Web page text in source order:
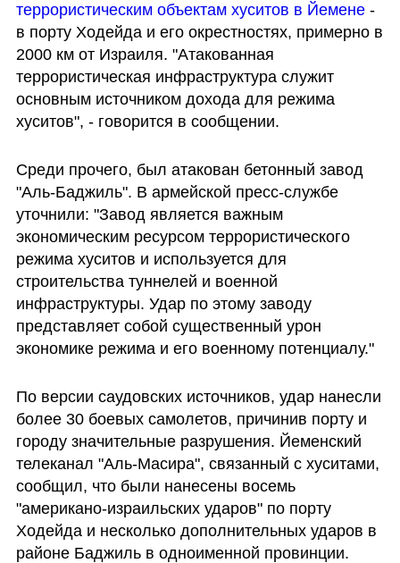
террористическим объектам хуситов в Йемене -
в порту Ходейда и его окрестностях, примерно в
2000 км от Израиля. "Атакованная
террористическая инфраструктура служит
основным источником дохода для режима
хуситов", - говорится в сообщении.
Среди прочего, был атакован бетонный завод
"Аль-Баджиль". В армейской пресс-службе
уточнили: "Завод является важным
экономическим ресурсом террористического
режима хуситов и используется для
строительства туннелей и военной
инфраструктуры. Удар по этому заводу
представляет собой существенный урон
экономике режима и его военному потенциалу."
По версии саудовских источников, удар нанесли
более 30 боевых самолетов, причинив порту и
городу значительные разрушения. Йеменский
телеканал "Аль-Масира", связанный с хуситами,
сообщил, что были нанесены восемь
"американо-израильских ударов" по порту
Ходейда и несколько дополнительных ударов в
районе Баджиль в одноименной провинции.